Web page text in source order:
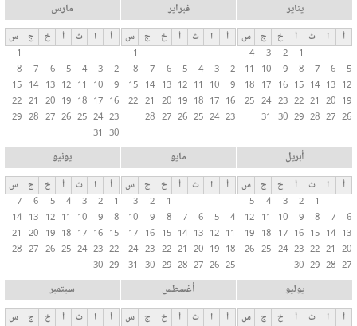
ب
ا
ت
ا
ل
أ
س
ا
س
ي
ة
يناير
أ ا ث أ خ ج
س
1
2
3
4
5
6
7
8
9
10
11
12
13
14
15
16
17
18
19
20
21
22
23
24
25
26
27
28
29
30
31
فبراير
أ ا ث أ خ ج
س
1
2
3
4
5
6
7
8
9
10
11
12
13
14
15
16
17
18
19
20
21
22
23
24
25
26
27
28
مارس
أ ا ث أ خ ج
س
1
2
3
4
5
6
7
8
9
10
11
12
13
14
15
16
17
18
19
20
21
22
23
24
25
26
27
28
29
30
31
أبريل
أ ا ث أ خ ج
س
1
2
3
4
5
6
7
8
9
10
11
12
13
14
15
16
17
18
19
20
21
22
23
24
25
26
27
28
29
30
مايو
أ ا ث أ خ ج
س
1
2
3
4
5
6
7
8
9
10
11
12
13
14
15
16
17
18
19
20
21
22
23
24
25
26
27
28
29
30
31
يونيو
أ ا ث أ خ ج
س
1
2
3
4
5
6
7
8
9
10
11
12
13
14
15
16
17
18
19
20
21
22
23
24
25
26
27
28
29
30
يوليو
أ ا ث أ خ ج
س
أغسطس
أ ا ث أ خ ج
س
سبتمبر
أ ا ث أ خ ج
س